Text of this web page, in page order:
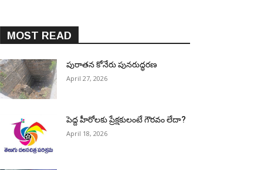
MOST READ
పురాత‌న కోనేరు పున‌రుద్ధ‌ర‌ణ
April 27, 2026
పెద్ద హీరోల‌కు ప్రేక్ష‌కులంటే గౌర‌వం లేదా?
April 18, 2026